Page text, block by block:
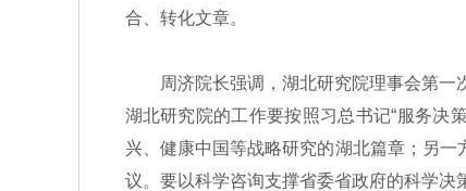
合、转化文章。
周济院长强调，湖北研究院理事会第一次
湖北研究院的工作要按照习总书记“服务决
兴、健康中国等战略研究的湖北篇章；另
议。要以科学咨询支撑省委省政府的科学决